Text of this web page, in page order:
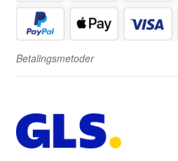
Betalingsmetoder